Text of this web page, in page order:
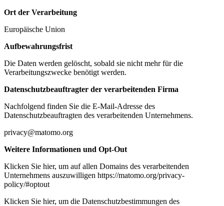
Ort der Verarbeitung
Europäische Union
Aufbewahrungsfrist
Die Daten werden gelöscht, sobald sie nicht mehr für die
Verarbeitungszwecke benötigt werden.
Datenschutzbeauftragter der verarbeitenden Firma
Nachfolgend finden Sie die E-Mail-Adresse des
Datenschutzbeauftragten des verarbeitenden Unternehmens.
privacy@matomo.org
Weitere Informationen und Opt-Out
Klicken Sie hier, um auf allen Domains des verarbeitenden
Unternehmens auszuwilligen https://matomo.org/privacy-
policy/#optout
Klicken Sie hier, um die Datenschutzbestimmungen des